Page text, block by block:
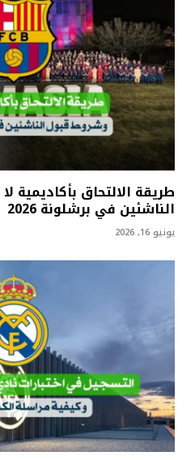
طريقة الالتحاق بأكاديمية
الناشئين في برشلونة 2026
يونيو 16, 2026